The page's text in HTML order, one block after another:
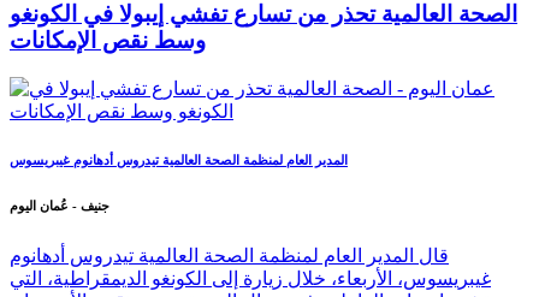
الصحة العالمية تحذر من تسارع تفشي إيبولا في الكونغو
وسط نقص الإمكانات
المدير العام لمنظمة الصحة العالمية تيدروس أدهانوم غيبريسوس
جنيف - عُمان اليوم
قال المدير العام لمنظمة الصحة العالمية تيدروس أدهانوم
غيبريسوس، الأربعاء، خلال زيارة إلى الكونغو الديمقراطية، التي